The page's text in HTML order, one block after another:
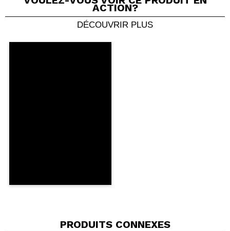
ACTION?
DÉCOUVRIR PLUS
PRODUITS CONNEXES